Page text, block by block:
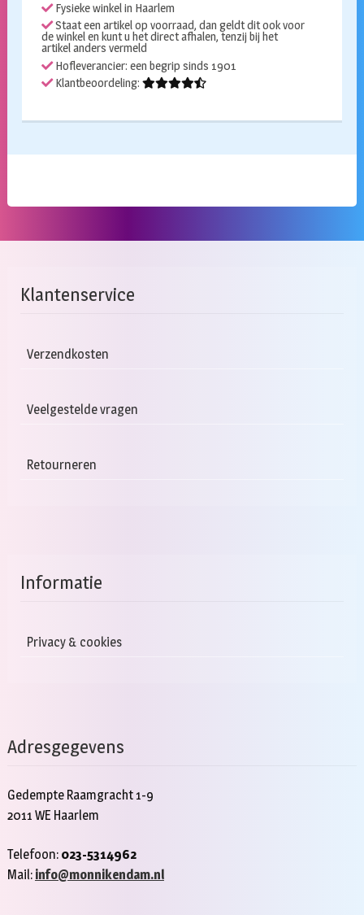
cm
aantal
Fysieke winkel in Haarlem
Staat een artikel op voorraad, dan geldt dit ook voor
de winkel en kunt u het direct afhalen, tenzij bij het
artikel anders vermeld
Hofleverancier: een begrip sinds 1901
Klantbeoordeling:
Klantenservice
Verzendkosten
Veelgestelde vragen
Retourneren
Informatie
Privacy & cookies
Adresgegevens
Gedempte Raamgracht 1-9
2011 WE Haarlem
Telefoon: 023-5314962
Mail: info@monnikendam.nl